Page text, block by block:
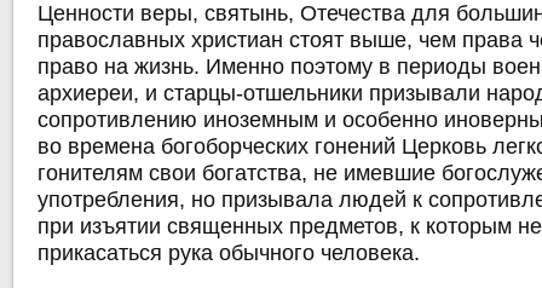
Ценности веры, святынь, Отечества для
православных христиан стоят выше, чем права
право на жизнь. Именно поэтому в периоды
архиереи, и старцы-отшельники призывали
сопротивлению иноземным и особенно
во времена богоборческих гонений Церковь
гонителям свои богатства, не имевшие
употребления, но призывала людей к
при изъятии священных предметов, к которым
прикасаться рука обычного человека.